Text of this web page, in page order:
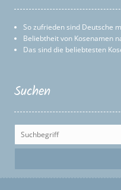
So zufrieden sind Deutsche
Beliebtheit von Kosenamen
Das sind die beliebtesten
Suchen